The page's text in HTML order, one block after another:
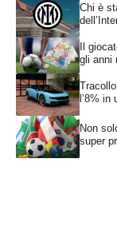
Chi è
Il
gli anni
l’8% in
Non
super